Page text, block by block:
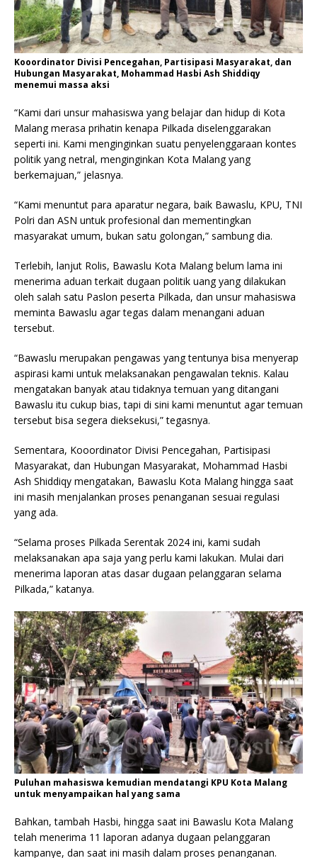
Kooordinator Divisi Pencegahan, Partisipasi Masyarakat, dan
Hubungan Masyarakat, Mohammad Hasbi Ash Shiddiqy
menemui massa aksi
“Kami dari unsur mahasiswa yang belajar dan hidup di Kota
Malang merasa prihatin kenapa Pilkada diselenggarakan
seperti ini. Kami menginginkan suatu penyelenggaraan kontes
politik yang netral, menginginkan Kota Malang yang
berkemajuan,” jelasnya.
“Kami menuntut para aparatur negara, baik Bawaslu, KPU, TNI
Polri dan ASN untuk profesional dan mementingkan
masyarakat umum, bukan satu golongan,” sambung dia.
Terlebih, lanjut Rolis, Bawaslu Kota Malang belum lama ini
menerima aduan terkait dugaan politik uang yang dilakukan
oleh salah satu Paslon peserta Pilkada, dan unsur mahasiswa
meminta Bawaslu agar tegas dalam menangani aduan
tersebut.
“Bawaslu merupakan pengawas yang tentunya bisa menyerap
aspirasi kami untuk melaksanakan pengawalan teknis. Kalau
mengatakan banyak atau tidaknya temuan yang ditangani
Bawaslu itu cukup bias, tapi di sini kami menuntut agar temuan
tersebut bisa segera dieksekusi,” tegasnya.
Sementara, Kooordinator Divisi Pencegahan, Partisipasi
Masyarakat, dan Hubungan Masyarakat, Mohammad Hasbi
Ash Shiddiqy mengatakan, Bawaslu Kota Malang hingga saat
ini masih menjalankan proses penanganan sesuai regulasi
yang ada.
“Selama proses Pilkada Serentak 2024 ini, kami sudah
melaksanakan apa saja yang perlu kami lakukan. Mulai dari
menerima laporan atas dasar dugaan pelanggaran selama
Pilkada,” katanya.
Puluhan mahasiswa kemudian mendatangi KPU Kota Malang
untuk menyampaikan hal yang sama
Bahkan, tambah Hasbi, hingga saat ini Bawaslu Kota Malang
telah menerima 11 laporan adanya dugaan pelanggaran
kampanye, dan saat ini masih dalam proses penanganan.